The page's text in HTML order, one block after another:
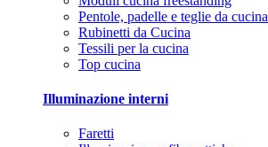
Pentole, padelle e teglie da cucina
Rubinetti da Cucina
Tessili per la cucina
Top cucina
Illuminazione interni
Faretti